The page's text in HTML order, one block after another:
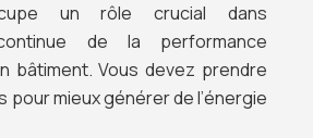
un rôle crucial dans
continue de la performance
bâtiment. Vous devez prendre
pour mieux générer de l’énergie